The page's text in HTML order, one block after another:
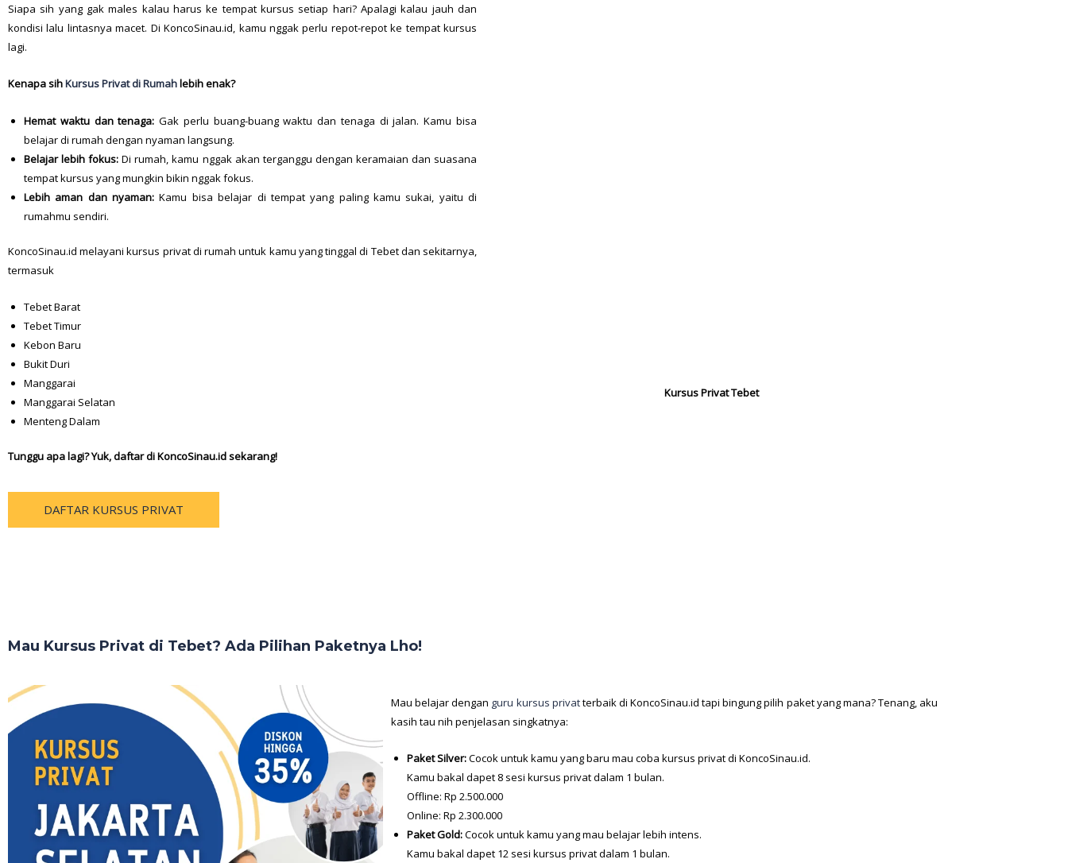
Siapa sih yang gak males kalau harus ke tempat kursus setiap hari? Apalagi kalau jauh dan
kondisi lalu lintasnya macet. Di KoncoSinau.id, kamu nggak perlu repot-repot ke tempat kursus
lagi.
Kenapa sihKursus Privat di Rumahlebih enak?
Hemat waktu dan tenaga: Gak perlu buang-buang waktu dan tenaga di jalan. Kamu bisa
belajar di rumah dengan nyaman langsung.
Belajar lebih fokus: Di rumah, kamu nggak akan terganggu dengan keramaian dan suasana
tempat kursus yang mungkin bikin nggak fokus.
Lebih aman dan nyaman: Kamu bisa belajar di tempat yang paling kamu sukai, yaitu di
rumahmu sendiri.
KoncoSinau.id melayani kursus privat di rumah untuk kamu yang tinggal di Tebet dan sekitarnya,
termasuk
Tebet Barat
Tebet Timur
Kebon Baru
Bukit Duri
Manggarai
Manggarai Selatan
Menteng Dalam
Tunggu apa lagi? Yuk, daftar di KoncoSinau.id sekarang!
DAFTAR KURSUS PRIVAT
Kursus Privat Tebet
Mau Kursus Privat di Tebet? Ada Pilihan Paketnya Lho!
Mau belajar dengan guru kursus privatterbaik di KoncoSinau.id tapi bingung pilih paket yang mana? Tenang, aku
kasih tau nih penjelasan singkatnya:
Paket Silver:Cocok untuk kamu yang baru mau coba kursus privat di KoncoSinau.id.
Kamu bakal dapet 8 sesi kursus privat dalam 1 bulan.
Offline: Rp 2.500.000
Online: Rp 2.300.000
Paket Gold:Cocok untuk kamu yang mau belajar lebih intens.
Kamu bakal dapet 12 sesi kursus privat dalam 1 bulan.